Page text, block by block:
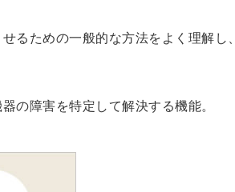
るための一般的な方法をよく理解し
の障害を特定して解決する機能。